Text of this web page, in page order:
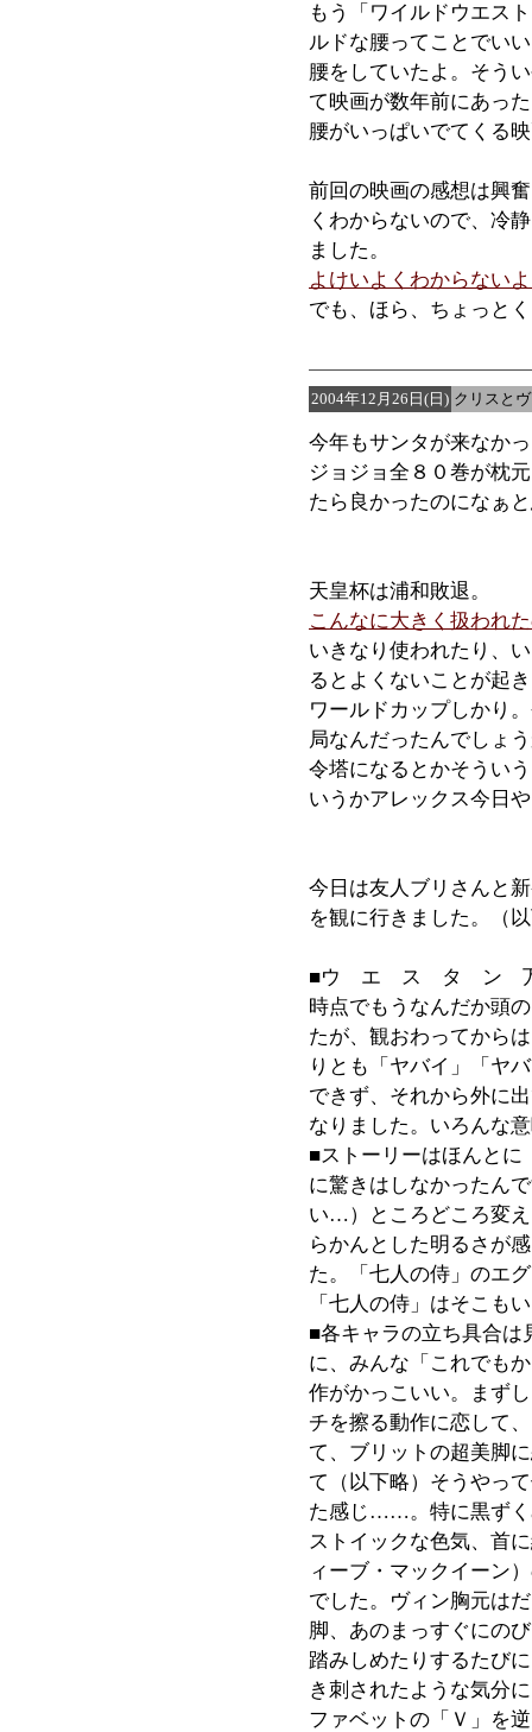
もう「ワイルドウエス
ルドな腰ってことでい
腰をしていたよ。そう
て映画が数年前にあっ
腰がいっぱいでてく
前回の映画の感想は興
くわからないので、冷
ました。
よけいよくわからない
でも、ほら、ちょっと
2004年12月26日(日) クリスと
今年もサンタが来なか
ジョジョ全８０巻が枕
たら良かったのになぁ
天皇杯は浦和敗退。
こんなに大きく扱われ
いきなり使われたり、
るとよくないことが起
ワールドカップしかり
局なんだったんでしょ
令塔になるとかそうい
いうかアレックス今日
今日は友人ブリさんと
を観に行きました。（
■ウ エ ス タ ン 万
時点でもうなんだか頭
たが、観おわってから
りとも「ヤバイ」「ヤ
できず、それから外に
なりました。いろんな
■ストーリーはほんとに
に驚きはしなかったん
い…）ところどころ変
らかんとした明るさが
た。「七人の侍」のエ
「七人の侍」はそこも
■各キャラの立ち具合は
に、みんな「これでも
作がかっこいい。まず
チを擦る動作に恋して
て、ブリットの超美脚
て（以下略）そうやっ
た感じ……。特に黒ずく
ストイックな色気、首
ィーブ・マックイーン
でした。ヴィン胸元は
脚、あのまっすぐにの
踏みしめたりするたび
き刺されたような気分
ファベットの「Ｖ」を